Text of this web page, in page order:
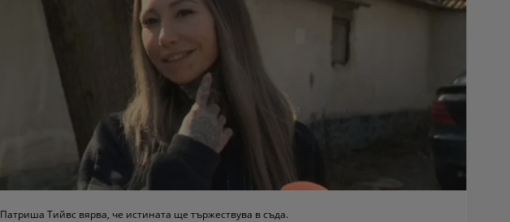
Патриша Тийвс вярва, че истината ще тържествува в съда.